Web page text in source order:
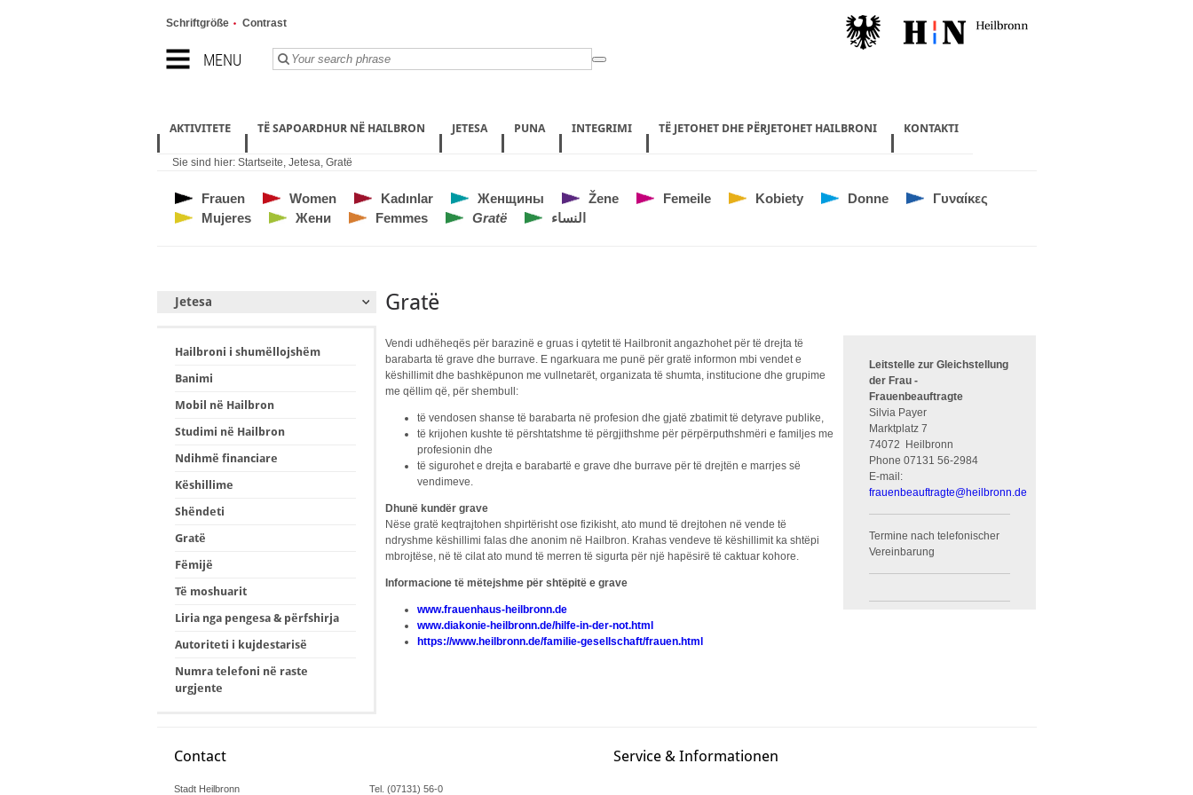
MENU
Schriftgröße Contrast
AKTIVITETE TË SAPOARDHUR NË HAILBRON JETESA PUNA INTEGRIMI TË JETOHET DHE PËRJETOHET HAILBRONI KONTAKTI
Sie sind hier: Startseite, Jetesa, Gratë
Frauen Women Kadınlar Женщины Žene Femeile Kobiety Donne
Γυναίκες
Mujeres
Жени Femmes Gratë النساء
Jetesa
Hailbroni i shumëllojshëm
Banimi
Mobil në Hailbron
Studimi në Hailbron
Ndihmë financiare
Këshillime
Shëndeti
Gratë
Fëmijë
Të moshuarit
Liria nga pengesa & përfshirja
Autoriteti i kujdestarisë
Numra telefoni në raste
urgjente
Gratë
Vendi udhëheqës për barazinë e gruas i qytetit të Hailbronit angazhohet për të drejta të
barabarta të grave dhe burrave. E ngarkuara me punë për gratë informon mbi vendet e
këshillimit dhe bashkëpunon me vullnetarët, organizata të shumta, institucione dhe grupime
me qëllim që, për shembull:
të vendosen shanse të barabarta në profesion dhe gjatë zbatimit të detyrave publike,
të krijohen kushte të përshtatshme të përgjithshme për përpërputhshmëri e familjes me
profesionin dhe
të sigurohet e drejta e barabartë e grave dhe burrave për të drejtën e marrjes së
vendimeve.
Dhunë kundër grave
Nëse gratë keqtrajtohen shpirtërisht ose fizikisht, ato mund të drejtohen në vende të
ndryshme këshillimi falas dhe anonim në Hailbron. Krahas vendeve të këshillimit ka shtëpi
mbrojtëse, në të cilat ato mund të merren të sigurta për një hapësirë të caktuar kohore.
Informacione të mëtejshme për shtëpitë e grave
www.frauenhaus-heilbronn.de
www.diakonie-heilbronn.de/hilfe-in-der-not.html
https://www.heilbronn.de/familie-gesellschaft/frauen.html
Leitstelle zur Gleichstellung
der Frau -
Frauenbeauftragte
Silvia Payer
Marktplatz 7
74072
Heilbronn
Phone07131 56-2984
E-mail:
frauenbeauftragte@heilbronn.de
Termine nach telefonischer
Vereinbarung
Contact
Stadt Heilbronn Tel. (07131) 56-0
Service & Informationen